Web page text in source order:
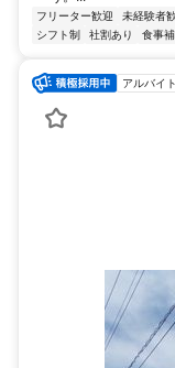
フリーター歓迎 未経験者
シフト制
社割あり 食事
アルバイ